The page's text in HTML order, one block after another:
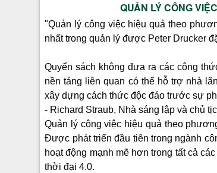
QUẢN LÝ CÔNG
"Quản lý công việc hiệu quả theo
nhất trong quản lý được Peter Drucker
Quyển sách không đưa ra các công
nền tảng liên quan có thể hỗ trợ nhà
xây dựng cách thức độc đáo trước sự
- Richard Straub, Nhà sáng lập và chủ
Quản lý công việc hiệu quả theo
Được phát triển đầu tiên trong ngành
hoạt động mạnh mẽ hơn trong tất cả
thời đại 4.0.